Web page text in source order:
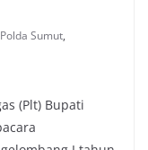
Sumut,
(Plt) Bupati